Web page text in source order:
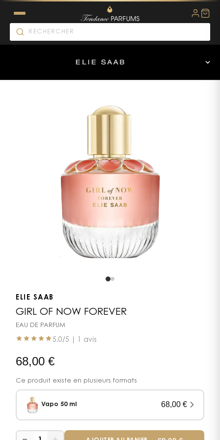
ELIE SAAB
GIRL OF NOW FOREVER
EAU DE PARFUM
5.0/5 | 1 avis
68,00 €
Ce produit existe en plusieurs formats
Vapo 50 ml 68,00€